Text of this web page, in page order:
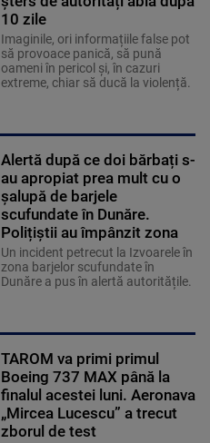
10 zile
Imaginile, ori informațiile false pot
să provoace panică, să pună
oameni în pericol și, în cazuri
extreme, chiar să ducă la violență.
Alertă după ce doi bărbați s-
au apropiat prea mult cu o
șalupă de barjele
scufundate în Dunăre.
Polițiștii au împânzit zona
Un incident petrecut la Izvoarele în
zona barjelor scufundate în
Dunăre a pus în alertă autoritățile.
TAROM va primi primul
Boeing 737 MAX până la
finalul acestei luni. Aeronava
„Mircea Lucescu” a trecut
zborul de test